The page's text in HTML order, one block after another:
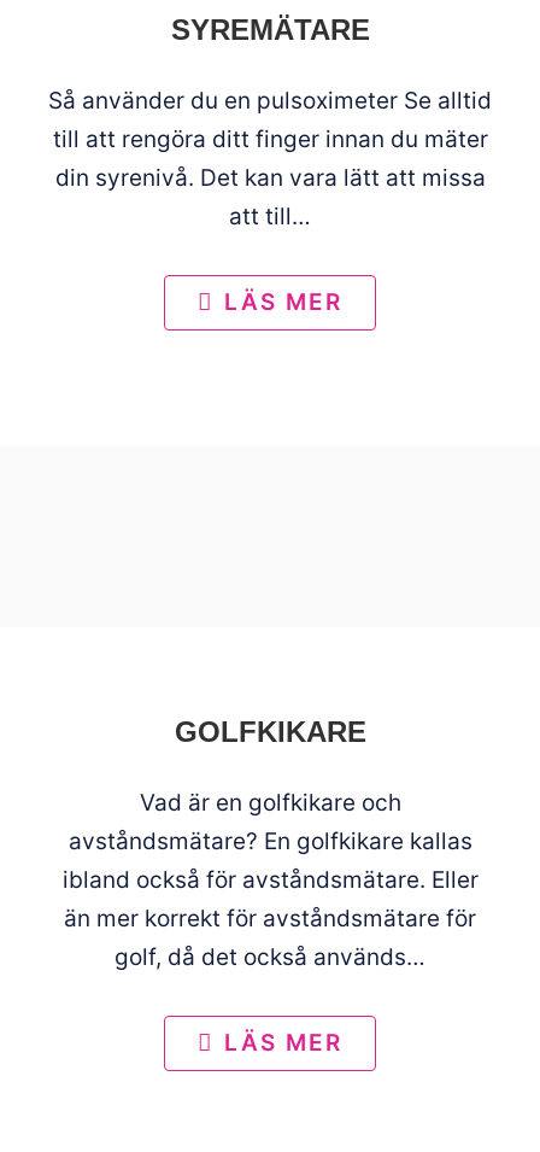
SYREMÄTARE
Så använder du en pulsoximeter Se alltid
till att rengöra ditt finger innan du mäter
din syrenivå. Det kan vara lätt att missa
att till…
LÄS MER
GOLFKIKARE
Vad är en golfkikare och
avståndsmätare? En golfkikare kallas
ibland också för avståndsmätare. Eller
än mer korrekt för avståndsmätare för
golf, då det också används…
LÄS MER